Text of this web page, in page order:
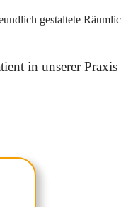
gestaltete
in unserer